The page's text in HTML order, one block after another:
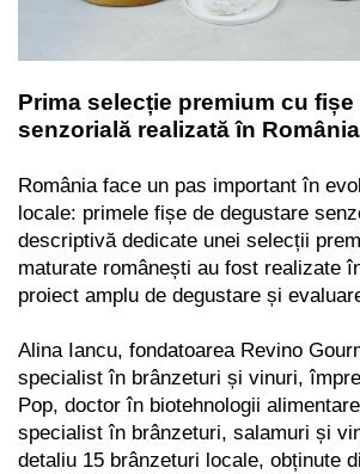
Prima selecție premium cu
senzorială realizată în România
România face un pas important în
locale: primele fișe de degustare
descriptivă dedicate unei selecții
maturate românești au fost realizate
proiect amplu de degustare și
Alina Iancu, fondatoarea Revino
specialist în brânzeturi și vinuri,
Pop, doctor în biotehnologii
specialist în brânzeturi, salamuri și
detaliu 15 brânzeturi locale, obținute